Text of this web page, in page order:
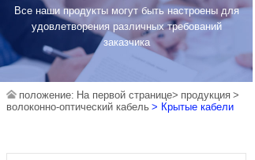
Все наши продукты могут быть настроены для
удовлетворения различных требований
заказчика
положение: На первой странице> продукция >
волоконно-оптический кабель > Крытые кабели